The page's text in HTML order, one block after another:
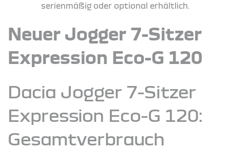
serienmäßig oder optional erhältlich.
Neuer Jogger 7-Sitzer
Expression Eco-G 120
Dacia Jogger 7-Sitzer
Expression Eco-G 120:
Gesamtverbrauch